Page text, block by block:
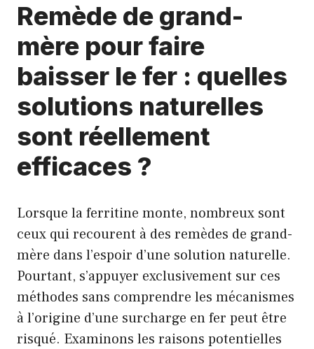
Remède de grand-
mère pour faire
baisser le fer : quelles
solutions naturelles
sont réellement
efficaces ?
Lorsque la ferritine monte, nombreux sont
ceux qui recourent à des remèdes de grand-
mère dans l’espoir d’une solution naturelle.
Pourtant, s’appuyer exclusivement sur ces
méthodes sans comprendre les mécanismes
à l’origine d’une surcharge en fer peut être
risqué. Examinons les raisons potentielles